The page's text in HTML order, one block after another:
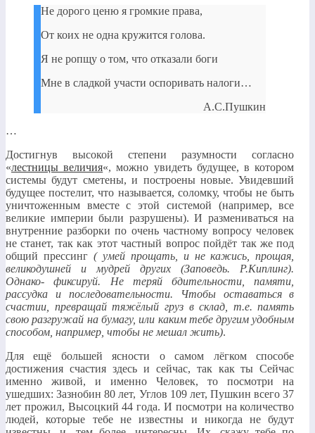
Не дорого ценю я громкие права,
От коих не одна кружится голова.
Я не ропщу о том, что отказали боги
Мне в сладкой участи оспоривать налоги…
А.С.Пушкин
…
Достигнув высокой степени разумности согласно
«лестницы величия«, можно увидеть будущее, в котором
системы будут сметены, и построены новые. Увидевший
будущее постелит, что называется, соломку, чтобы не быть
уничтоженным вместе с этой системой (например, все
великие империи были разрушены). И размениваться на
внутренние разборки по очень частному вопросу человек
не станет, так как этот частный вопрос пойдёт так же под
общий прессинг ( умей прощать, и не кажись, прощая,
великодушней и мудрей других (Заповедь. Р.Киплинг).
Однако- фиксируй. Не теряй бдительности, памяти,
рассудка и последовательности. Чтобы оставаться в
счастии, превращай тяжёлый груз в склад, т.е. память
свою разгружай на бумагу, или каким тебе другим удобным
способом, например, чтобы не мешал жить).
Для ещё большей ясности о самом лёгком способе
достижения счастия здесь и сейчас, так как ты Сейчас
именно живой, и именно Человек, то посмотри на
ушедших: Зазнобин 80 лет, Углов 109 лет, Пушкин всего 37
лет прожил, Высоцкий 44 года. И посмотри на количество
людей, которые тебе не известны и никогда не будут